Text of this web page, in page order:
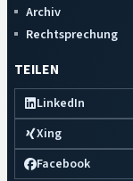
Archiv
Rechtsprechung
TEILEN
LinkedIn
Xing
Facebook